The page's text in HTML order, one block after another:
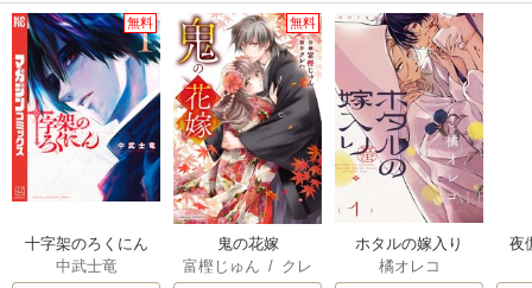
無料
十字架のろくにん
中武士竜
無料
鬼の花嫁
富樫じゅん / クレ
ホタルの嫁入り
橘オレコ
夜